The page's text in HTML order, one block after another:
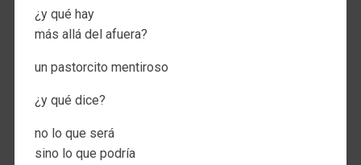
¿y qué hay
más allá del afuera?
un pastorcito mentiroso
¿y qué dice?
no lo que será
sino lo que podría